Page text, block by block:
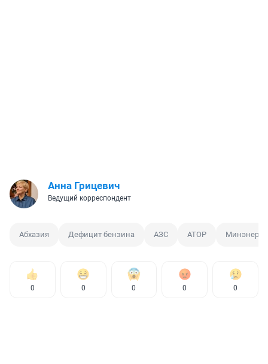
Анна Грицевич
Ведущий корреспондент
Абхазия Дефицит бензина АЗС АТОР Минэнерго
0 0 0 0 0